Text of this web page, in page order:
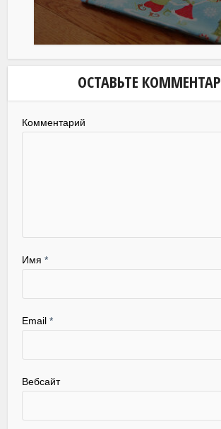
ОСТАВЬТЕ
Комментарий
Имя *
Email *
Вебсайт